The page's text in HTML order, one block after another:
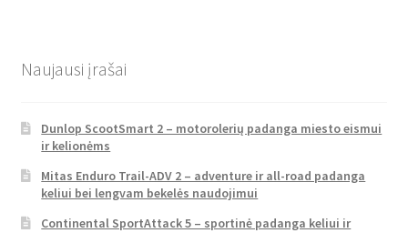
Naujausi įrašai
Dunlop ScootSmart 2 – motorolerių padanga miesto eismui
ir kelionėms
Mitas Enduro Trail-ADV 2 – adventure ir all-road padanga
keliui bei lengvam bekelės naudojimui
Continental SportAttack 5 – sportinė padanga keliui ir